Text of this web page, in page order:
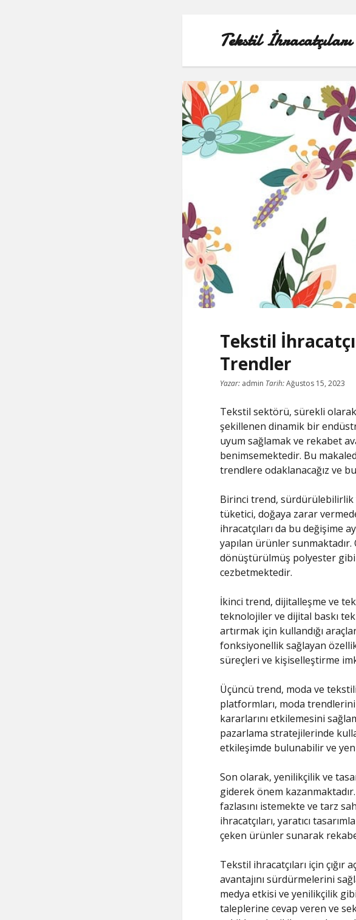
Tekstil İhracatçıları
Tekstil
Trendler
Yazar:admin Tarih:Ağustos 15, 2023
Tekstil sektörü, sürekli
şekillenen dinamik bir
uyum sağlamak ve rekabet
benimsemektedir. Bu
trendlere odaklanacağız ve
Birinci trend, sürdürülebilirlik
tüketici, doğaya zarar
ihracatçıları da bu değişime
yapılan ürünler
dönüştürülmüş polyester
cezbetmektedir.
İkinci trend, dijitalleşme ve
teknolojiler ve dijital baskı
artırmak için kullandığı
fonksiyonellik sağlayan
süreçleri ve kişiselleştirme
Üçüncü trend, moda ve
platformları, moda
kararlarını etkilemesini
pazarlama stratejilerinde
etkileşimde bulunabilir ve
Son olarak, yenilikçilik ve
giderek önem
fazlasını istemekte ve tarz
ihracatçıları, yaratıcı
çeken ürünler sunarak
Tekstil ihracatçıları için
avantajını sürdürmelerini
medya etkisi ve yenilikçilik
taleplerine cevap veren ve